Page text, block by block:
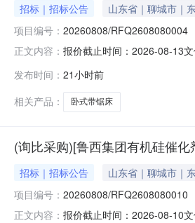
招标｜招标公告 山东省｜聊城市｜
项目编号： 20260808/RFQ2608080004
正文内容： 报价截止时间：2026-08-13
发布时间： 21小时前
相关产品：
卧式带锯床
(询比采购)[鲁西集团有机硅催
招标｜招标公告 山东省｜聊城市｜
项目编号： 20260808/RFQ2608080010
正文内容： 报价截止时间：2026-08-10